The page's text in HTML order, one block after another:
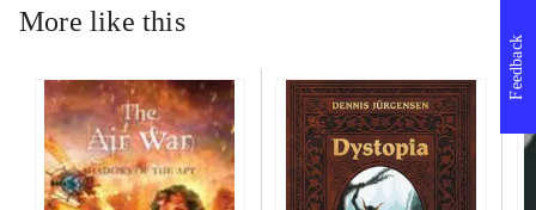
More like this
Feedback